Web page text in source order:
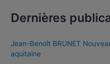
Dernières
Jean-Benoît BRUNET
aquitaine